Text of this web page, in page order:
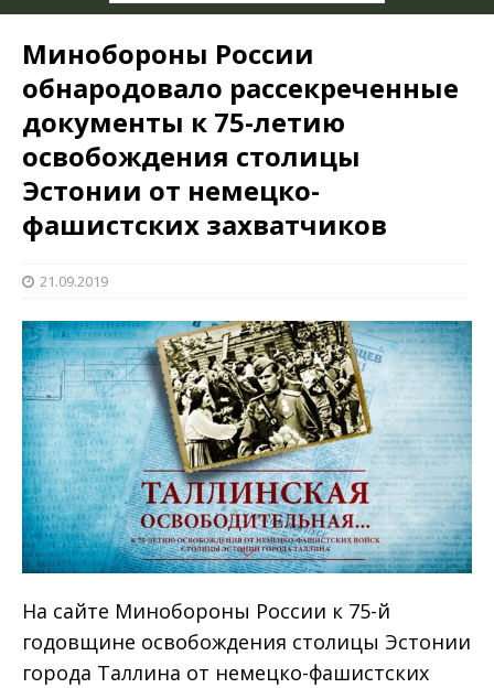
Минобороны России
обнародовало рассекреченные
документы к 75-летию
освобождения столицы
Эстонии от немецко-
фашистских захватчиков
21.09.2019
На сайте Минобороны России к 75-й
годовщине освобождения столицы Эстонии
города Таллина от немецко-фашистских